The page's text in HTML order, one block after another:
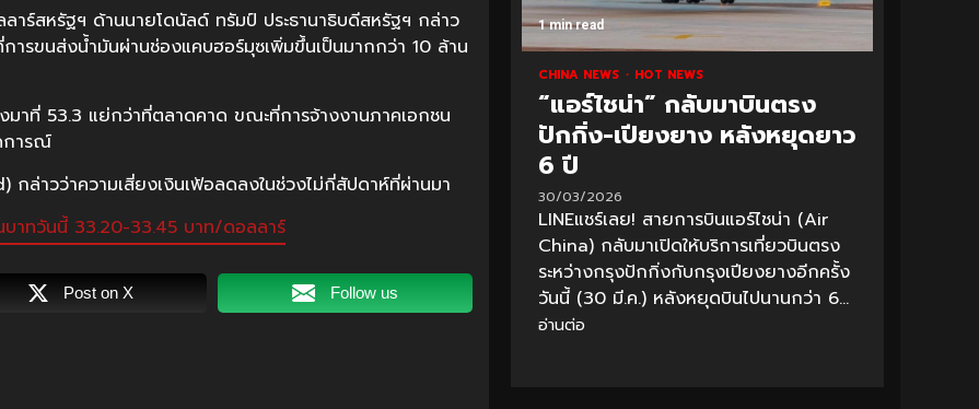
าร์สหรัฐฯ ด้านนายโดนัลด์ ทรัมป์ ประธานาธิบดีสหรัฐฯ กล่าว
ารขนส่งน้ำมันผ่านช่องแคบฮอร์มุซเพิ่มขึ้นเป็นมากกว่า 10 ล้าน
าที่ 53.3 แย่กว่าที่ตลาดคาด ขณะที่การจ้างงานภาคเอกชน
การณ์
กล่าวว่าความเสี่ยงเงินเฟ้อลดลงในช่วงไม่กี่สัปดาห์ที่ผ่านมา
บาทวันนี้ 33.20-33.45 บาท/ดอลลาร์
Post on X Follow us
1 min read
CHINA NEWS HOT NEWS
“แอร์ไชน่า” กลับมาบินตรง
ปักกิ่ง-เปียงยาง หลังหยุดยาว
6 ปี
30/03/2026
LINEแชร์เลย! สายการบินแอร์ไชน่า (Air
China) กลับมาเปิดให้บริการเที่ยวบินตรง
ระหว่างกรุงปักกิ่งกับกรุงเปียงยางอีกครั้ง
วันนี้ (30 มี.ค.) หลังหยุดบินไปนานกว่า 6...
อ่านต่อ